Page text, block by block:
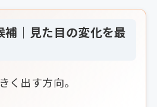
補｜見た目の変化を最
く出す方向。